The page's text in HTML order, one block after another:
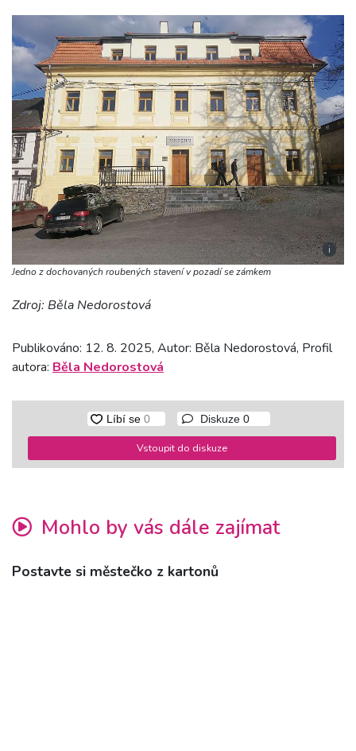
i
Jedno z dochovaných roubených stavení v pozadí se zámkem
Zdroj: Běla Nedorostová
Publikováno: 12. 8. 2025, Autor: Běla Nedorostová, Profil
autora: Běla Nedorostová
Diskuze 0
Vstoupit do diskuze
Mohlo by vás dále zajímat
Postavte si městečko z kartonů